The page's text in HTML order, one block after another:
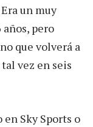
un muy
pero
que volverá a
vez en seis
Sky Sports o